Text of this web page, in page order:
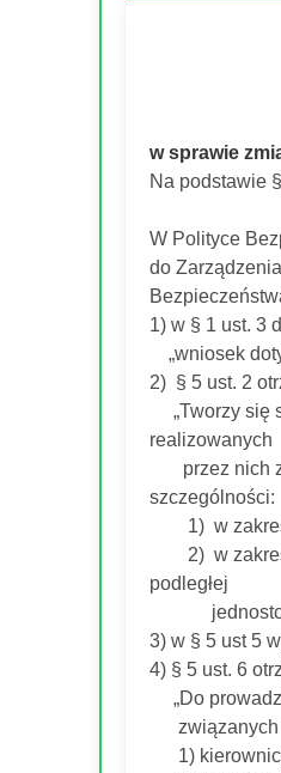
w sprawie
Na podstawie
W Polityce
do
1) w § 1 ust. 3
„wniosek
2) § 5 ust. 2
„Tworzy się
realizowanych
przez nich
szczególności:
1) w
2) w
podległej
jednostce
3) w § 5 ust 5
4) § 5 ust. 6
„Do
związanych
1)